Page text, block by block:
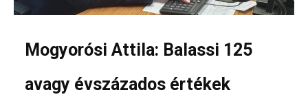
Mogyorósi Attila: Balassi 125
avagy évszázados értékek